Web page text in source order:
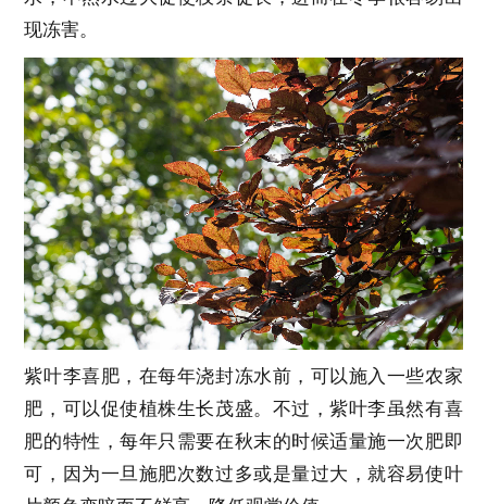
现冻害。
紫叶李喜肥，在每年浇封冻水前，可以施入一些农家
肥，可以促使植株生长茂盛。不过，紫叶李虽然有喜
肥的特性，每年只需要在秋末的时候适量施一次肥即
可，因为一旦施肥次数过多或是量过大，就容易使叶